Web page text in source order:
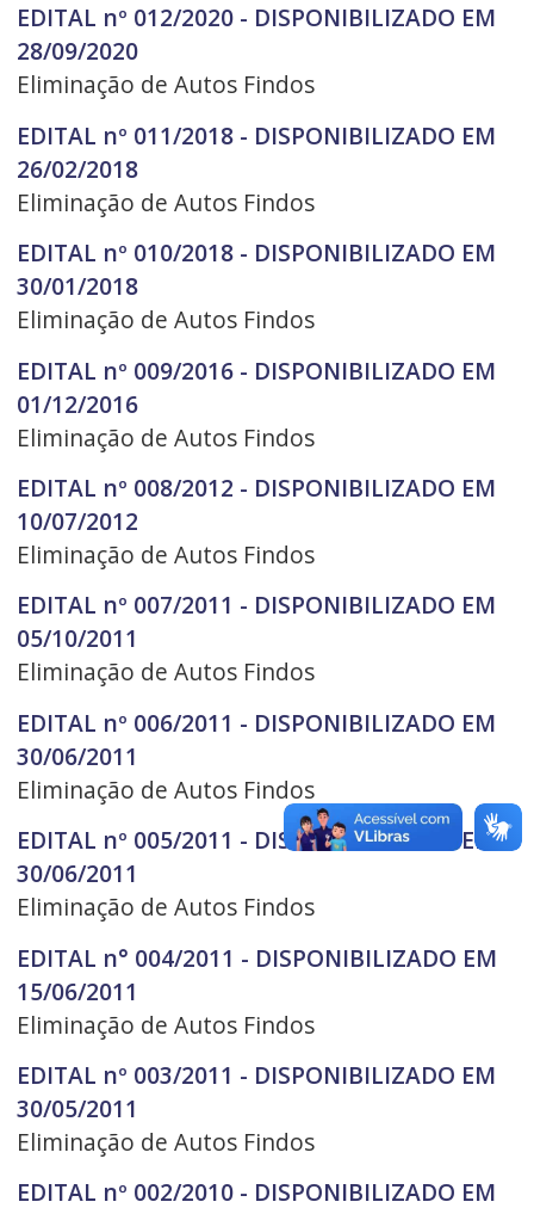
EDITAL nº 012/2020 - DISPONIBILIZADO EM
28/09/2020
Eliminação de Autos Findos
EDITAL nº 011/2018 - DISPONIBILIZADO EM
26/02/2018
Eliminação de Autos Findos
EDITAL nº 010/2018 - DISPONIBILIZADO EM
30/01/2018
Eliminação de Autos Findos
EDITAL nº 009/2016 - DISPONIBILIZADO EM
01/12/2016
Eliminação de Autos Findos
EDITAL nº 008/2012 - DISPONIBILIZADO EM
10/07/2012
Eliminação de Autos Findos
EDITAL nº 007/2011 - DISPONIBILIZADO EM
05/10/2011
Eliminação de Autos Findos
EDITAL nº 006/2011 - DISPONIBILIZADO EM
30/06/2011
Eliminação de Autos Findos
EDITAL nº 005/2011 - DISPONIBILIZADO EM
30/06/2011
Eliminação de Autos Findos
EDITAL n° 004/2011 - DISPONIBILIZADO EM
15/06/2011
Eliminação de Autos Findos
EDITAL nº 003/2011 - DISPONIBILIZADO EM
30/05/2011
Eliminação de Autos Findos
EDITAL nº 002/2010 - DISPONIBILIZADO EM